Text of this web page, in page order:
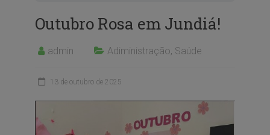
Outubro Rosa em Jundiá!
admin Adiministração, Saúde
13 de outubro de 2025